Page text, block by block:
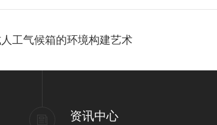
工气候箱的环境构建艺术
资讯中心